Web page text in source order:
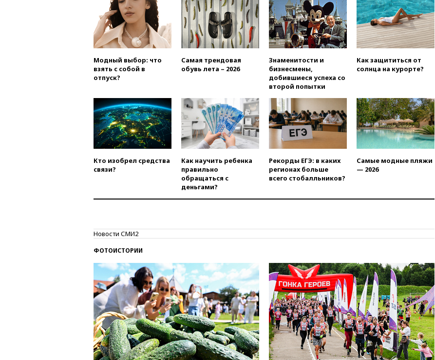
07:00
Лесной пожар в 30
километрах от Ванкувера
привел к эвакуации жителей
06:00
Суд обязал Meta
выплатить $567 млн по делу о
здоровью детей
05:51
в США
04:00
Суд взыскал почти 5 млн
рублей в пользу семьи
отравившегося в детсаду
мальчика
рассорить Россию и Казахстан
обречены на провал
нуждаются в дальнобойных
ракетах и системах Patriot
арсенала США
вчера, 23:28Слуцкий призвал
признать «Яблоко»
нежелательной организацией
вчера, 23:15В Смоленске
ребенок и женщина погибли
при падении деревьев во
время урагана
вчера, 22:55В Москве в
Модный выбор: что
взять с собой в
отпуск?
Самая трендовая
обувь лета – 2026
Знаменитости и
бизнесмены,
добившиеся успеха со
второй попытки
Как защититься от
солнца на курорте?
Кто изобрел средства
связи?
Как научить ребенка
правильно
обращаться с
деньгами?
Рекорды ЕГЭ: в каких
регионах больше
всего стобалльников?
Самые модные пляжи
— 2026
Новости СМИ2
ФОТОИСТОРИИ